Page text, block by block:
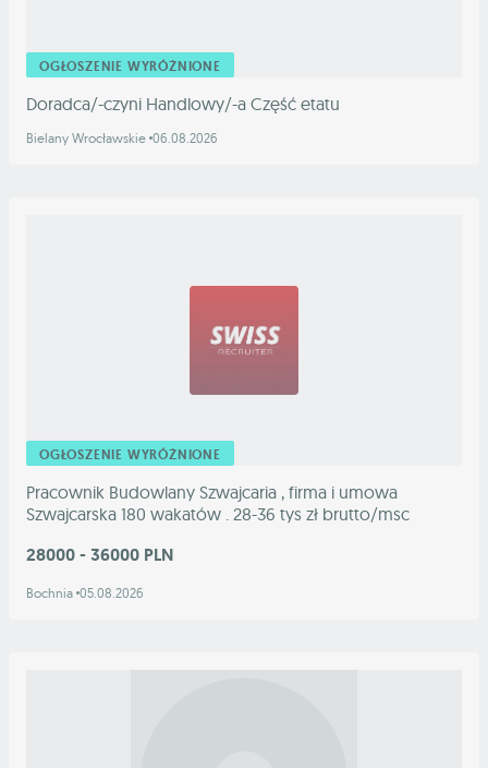
OGŁOSZENIE WYRÓŻNIONE
Doradca/-czyni Handlowy/-a Część etatu
Bielany Wrocławskie 06.08.2026
OGŁOSZENIE WYRÓŻNIONE
Pracownik Budowlany Szwajcaria , firma i umowa
Szwajcarska 180 wakatów . 28-36 tys zł brutto/msc
28000 - 36000 PLN
Bochnia 05.08.2026